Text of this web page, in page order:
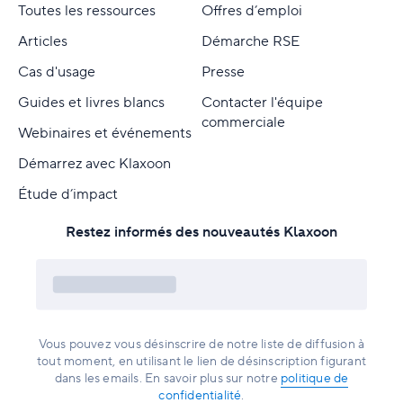
Toutes les ressources
Articles
Cas d'usage
Guides et livres blancs
Webinaires et événements
Démarrez avec Klaxoon
Étude d’impact
Offres d’emploi
Démarche RSE
Presse
Contacter l'équipe
commerciale
Restez informés des nouveautés Klaxoon
Vous pouvez vous désinscrire de notre liste de diffusion à
tout moment, en utilisant le lien de désinscription figurant
dans les emails. En savoir plus sur notre politique de
confidentialité.